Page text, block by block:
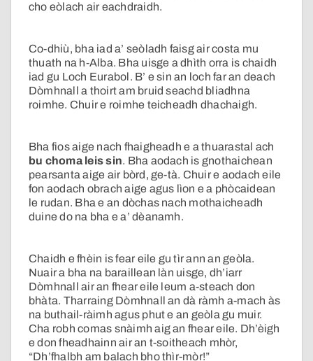
cho eòlach air eachdraidh.
Co-dhiù, bha iad a’ seòladh faisg air costa mu
thuath na h-Alba. Bha uisge a dhìth orra is chaidh
iad gu Loch Eurabol. B’ e sin an loch far an deach
Dòmhnall a thoirt am bruid seachd bliadhna
roimhe. Chuir e roimhe teicheadh dhachaigh.
Bha fios aige nach fhaigheadh e a thuarastal ach
bu choma leis sin. Bha aodach is gnothaichean
pearsanta aige air bòrd, ge-tà. Chuir e aodach eile
fon aodach obrach aige agus lìon e a phòcaidean
le rudan. Bha e an dòchas nach mothaicheadh
duine do na bha e a’ dèanamh.
Chaidh e fhèin is fear eile gu tìr ann an geòla.
Nuair a bha na baraillean làn uisge, dh’iarr
Dòmhnall air an fhear eile leum a-steach don
bhàta. Tharraing Dòmhnall an dà ràmh a-mach às
na buthail-ràimh agus phut e an geòla gu muir.
Cha robh comas snàimh aig an fhear eile. Dh’èigh
e don fheadhainn air an t-soitheach mhòr,
“Dh’fhalbh am balach bho thìr-mòr!”